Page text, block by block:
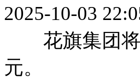
2025-10-03
花旗集团将
元。